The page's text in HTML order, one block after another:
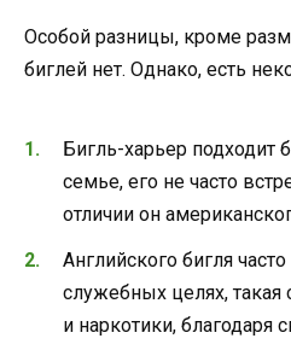
Особой разницы, кроме
биглей нет. Однако, есть
Бигль-харьер подходит
семье, его не часто
отличии он
Английского бигля
служебных целях,
и наркотики, благодаря